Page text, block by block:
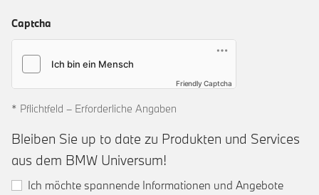
Captcha
Friendly Captcha
* Pflichtfeld – Erforderliche Angaben
Bleiben Sie up to date zu Produkten und Services
aus dem BMW Universum!
Ich möchte spannende Informationen und Angebote